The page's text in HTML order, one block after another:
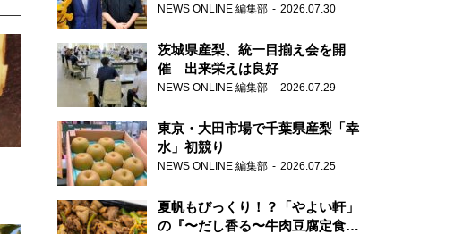
害者・加害者・警視庁が語るトク
NEWS ONLINE 編集部 2026.07.30
茨城県産梨、統一目揃え会を開
催 出来栄えは良好
NEWS ONLINE 編集部 2026.07.29
東京・大田市場で千葉県産梨「幸
水」初競り
NEWS ONLINE 編集部 2026.07.25
夏帆もびっくり！？「やよい軒」
の『〜だし香る〜牛肉豆腐定食』